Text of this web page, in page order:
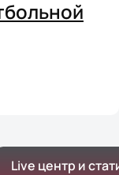
Live центр и